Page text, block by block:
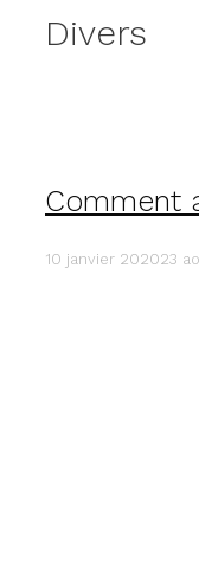
Divers
Comment
10 janvier 202023